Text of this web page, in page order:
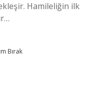
Hamileliğin ilk
Bırak